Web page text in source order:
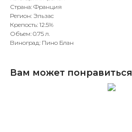
Страна: Франция
Регион: Эльзас
Крепость: 12.5%
Объем: 0.75 л.
Виноград: Пино Блан
Вам может понравиться